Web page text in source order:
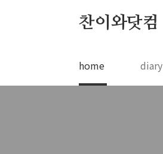
찬이와닷컴
home diary